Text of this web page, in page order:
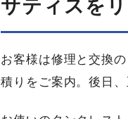
サティスを​
お客様は修理と交換
積りをご案内。後日